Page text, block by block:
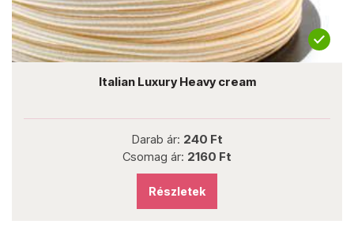
Italian Luxury Heavy cream
Darab ár: 240 Ft
Csomag ár: 2160 Ft
Részletek